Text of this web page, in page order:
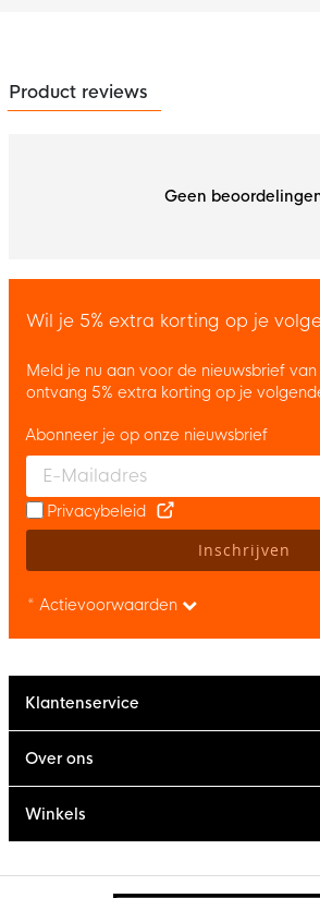
Product reviews
Geen
Wil je 5% extra korting op je
Meld je nu aan voor de nieuwsbrief
ontvang 5% extra korting op je
Enter your email and accept the
Abonneer je op onze nieuwsbrief
Privacybeleid
Inschrijven
* Actievoorwaarden
Klantenservice
Over ons
Winkels